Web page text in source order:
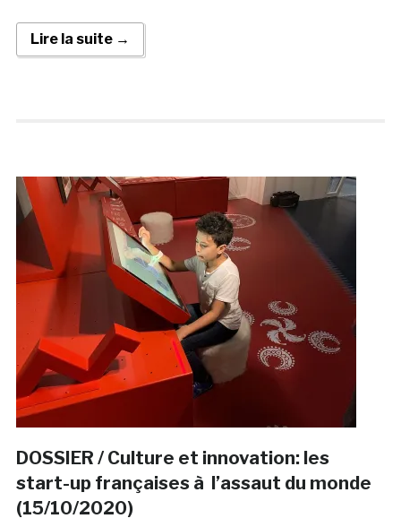
Lire la suite →
DOSSIER / Culture et innovation: les
start-up françaises à l’assaut du monde
(15/10/2020)